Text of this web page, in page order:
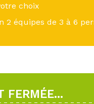
choix
2 équipes de 3 à 6
FERMÉE...